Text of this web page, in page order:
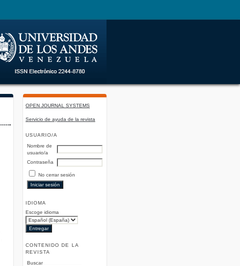
OPEN JOURNAL SYSTEMS
Servicio de ayuda de la revista
USUARIO/A
Nombre de
usuario/a
Contraseña
No cerrar sesión
IDIOMA
Escoge idioma
CONTENIDO DE LA
REVISTA
Buscar